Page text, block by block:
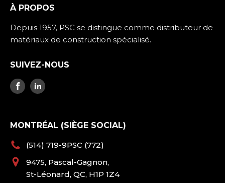
À PROPOS
Depuis 1957, PSC se distingue comme distributeur de
matériaux de construction spécialisé.
SUIVEZ-NOUS
MONTRÉAL (SIÈGE SOCIAL)
(514) 719-9PSC (772)
9475, Pascal-Gagnon,
St-Léonard, QC, H1P 1Z4